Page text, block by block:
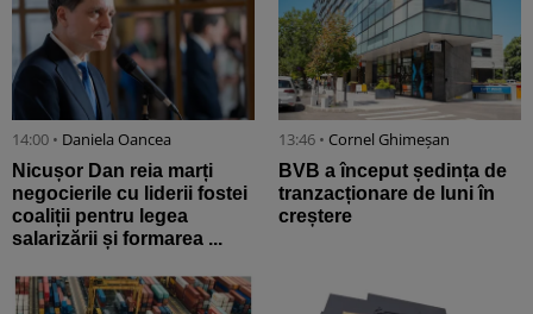
14:00 • Daniela Oancea
Nicușor Dan reia marți
negocierile cu liderii fostei
coaliții pentru legea
salarizării și formarea ...
13:46 • Cornel Ghimeșan
BVB a început ședința de
tranzacționare de luni în
creștere